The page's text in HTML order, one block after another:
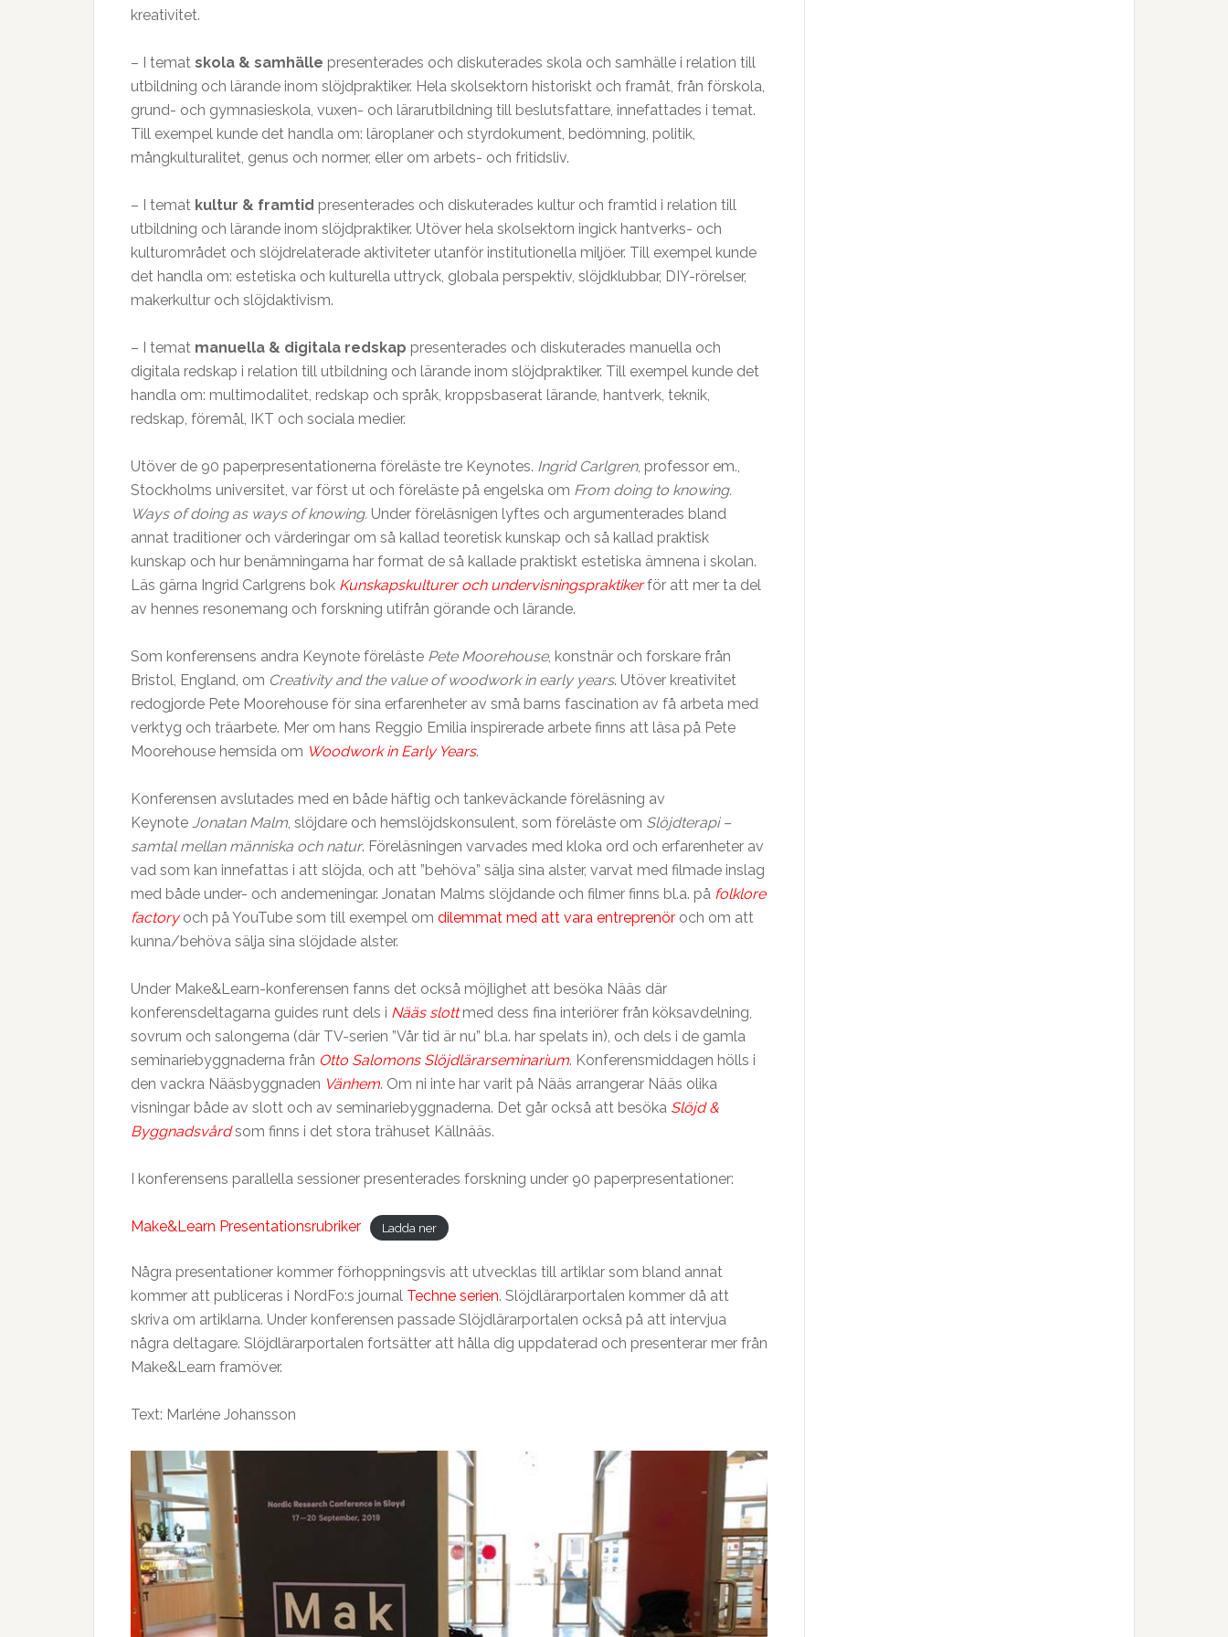
kreativitet.
– I temat skola & samhälle presenterades och diskuterades skola och samhälle i relation till
utbildning och lärande inom slöjdpraktiker. Hela skolsektorn historiskt och framåt, från förskola,
grund- och gymnasieskola, vuxen- och lärarutbildning till beslutsfattare, innefattades i temat.
Till exempel kunde det handla om: läroplaner och styrdokument, bedömning, politik,
mångkulturalitet, genus och normer, eller om arbets- och fritidsliv.
– I temat kultur & framtid presenterades och diskuterades kultur och framtid i relation till
utbildning och lärande inom slöjdpraktiker. Utöver hela skolsektorn ingick hantverks- och
kulturområdet och slöjdrelaterade aktiviteter utanför institutionella miljöer. Till exempel kunde
det handla om: estetiska och kulturella uttryck, globala perspektiv, slöjdklubbar, DIY-rörelser,
makerkultur och slöjdaktivism.
– I temat manuella & digitala redskap presenterades och diskuterades manuella och
digitala redskap i relation till utbildning och lärande inom slöjdpraktiker. Till exempel kunde det
handla om: multimodalitet, redskap och språk, kroppsbaserat lärande, hantverk, teknik,
redskap, föremål, IKT och sociala medier.
Utöver de 90 paperpresentationerna föreläste tre Keynotes. Ingrid Carlgren, professor em.,
Stockholms universitet, var först ut och föreläste på engelska om From doing to knowing.
Ways of doing as ways of knowing. Under föreläsnigen lyftes och argumenterades bland
annat traditioner och värderingar om så kallad teoretisk kunskap och så kallad praktisk
kunskap och hur benämningarna har format de så kallade praktiskt estetiska ämnena i skolan.
Läs gärna Ingrid Carlgrens bok Kunskapskulturer och undervisningspraktikerför att mer ta del
av hennes resonemang och forskning utifrån görande och lärande.
Som konferensens andra Keynote föreläste Pete Moorehouse, konstnär och forskare från
Bristol, England, om Creativity and the value of woodwork in early years. Utöver kreativitet
redogjorde Pete Moorehouse för sina erfarenheter av små barns fascination av få arbeta med
verktyg och träarbete. Mer om hans Reggio Emilia inspirerade arbete finns att läsa på Pete
Moorehouse hemsida om Woodwork in Early Years.
Konferensen avslutades med en både häftig och tankeväckande föreläsning av
Keynote Jonatan Malm, slöjdare och hemslöjdskonsulent, som föreläste om Slöjdterapi –
samtal mellan människa och natur. Föreläsningen varvades med kloka ord och erfarenheter av
vad som kan innefattas i att slöjda, och att ”behöva” sälja sina alster, varvat med filmade inslag
med både under- och andemeningar. Jonatan Malms slöjdande och filmer finns bl.a. på folklore
factoryoch på YouTube som till exempel om dilemmat med att vara entreprenör och om att
kunna/behöva sälja sina slöjdade alster.
Under Make&Learn-konferensen fanns det också möjlighet att besöka Nääs där
konferensdeltagarna guides runt dels i Nääs slottmed dess fina interiörer från köksavdelning,
sovrum och salongerna (där TV-serien ”Vår tid är nu” bl.a. har spelats in), och dels i de gamla
seminariebyggnaderna från Otto Salomons Slöjdlärarseminarium. Konferensmiddagen hölls i
den vackra Nääsbyggnaden Vänhem. Om ni inte har varit på Nääs arrangerar Nääs olika
visningar både av slott och av seminariebyggnaderna. Det går också att besöka Slöjd &
Byggnadsvårdsom finns i det stora trähuset Källnääs.
I konferensens parallella sessioner presenterades forskning under 90 paperpresentationer:
Make&Learn Presentationsrubriker Ladda ner
Några presentationer kommer förhoppningsvis att utvecklas till artiklar som bland annat
kommer att publiceras i NordFo:s journal Techne serien. Slöjdlärarportalen kommer då att
skriva om artiklarna. Under konferensen passade Slöjdlärarportalen också på att intervjua
några deltagare. Slöjdlärarportalen fortsätter att hålla dig uppdaterad och presenterar mer från
Make&Learn framöver.
Text: Marléne Johansson